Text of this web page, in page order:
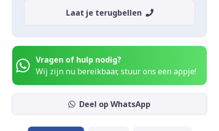
Laat je terugbellen
Vragen of hulp nodig?
Wij zijn nu bereikbaar, stuur ons een appje!
Deel op WhatsApp